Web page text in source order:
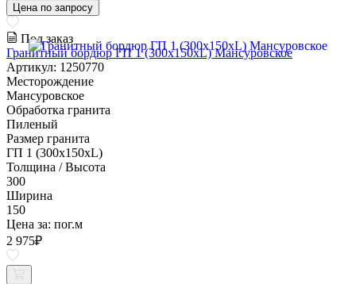
Цена по запросу
Под заказ
Гранитный бордюр ГП 1 (300x150xL) Мансуровское
Артикул: 1250770
Месторождение
Мансуровское
Обработка гранита
Пиленый
Размер гранита
ГП 1 (300x150xL)
Толщина / Высота
300
Ширина
150
Цена за: пог.м
2 975₽